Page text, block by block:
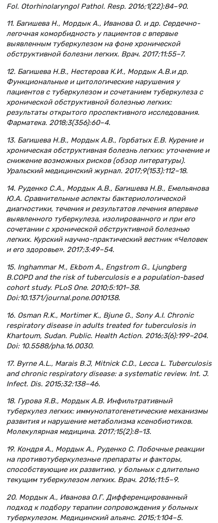
Fol. Otorhinolaryngol Pathol. Resp. 2016;1(22):84–90.
11. Багишева Н., Мордык А., Иванова О. и др. Сердечно-
легочная коморбидность у пациентов с впервые
выявленным туберкулезом на фоне хронической
обструктивной болезни легких. Врач. 2017;11:55–7.
12. Багишева Н.В., Нестерова К.И., Мордык А.В.и др.
Функциональные и цитологические нарушения у
пациентов с туберкулезом и сочетанием туберкулеза с
хронической обструктивной болезнью легких:
результаты открытого проспективного исследования.
Фарматека. 2018;3(356):60–4.
13. Багишева Н.В., Мордык А.В., Горбатых Е.В. Курение и
хроническая обструктивная болезнь легких: уточнение и
снижение возможных рисков (обзор литературы).
Уральский медицинский журнал. 2017;9(153):112–18.
14. Руденко С.А., Мордык А.В., Багишева Н.В., Емельянова
Ю.А. Сравнительные аспекты бактериологической
диагностики, течения и результатов лечения впервые
выявленного туберкулеза, изолированного и при его
сочетании с хронической обструктивной болезнью
легких. Курский научно-практический вестник «Человек
и его здоровье». 2017;3:49–54.
15. Inghammar M., Ekbom A., Engstrom G., Ljungberg
B.COPD and the risk of tuberculosis e a population-based
cohort study. PLoS One. 2010;5:101–38.
Doi:10.1371/journal.pone.0010138.
16. Osman R.K., Mortimer K., Bjune G., Sony A.I. Chronic
respiratory disease in adults treated for tuberculosis in
Khartoum, Sudan. Public. Health Action. 2016;3(6):199–204.
Doi: 10.5588/pha.16.0030.
17. Byrne A.L., Marais B.J, Mitnick C.D., Lecca L. Tuberculosis
and chronic respiratory disease: a systematic review. Int. J.
Infect. Dis. 2015;32:138–46.
18. Гурова Я.В., Мордык А.В. Инфильтративный
туберкулез легких: иммунопатогенетические механизмы
развития и нарушение метаболизма ксенобиотиков.
Молекулярная медицина. 2017;15(2):8–13.
19. Кондря А., Мордык А., Руденко С. Побочные реакции
на противотуберкулезные препараты и факторы,
способствующие их развитию, у больных с длительно
текущим туберкулезом легких. Врач. 2016;11:5–9.
20. Мордык А., Иванова О.Г. Дифференцированный
подход к подбору терапии сопровождения у больных
туберкулезом. Медицинский альянс. 2015;1:104–5.